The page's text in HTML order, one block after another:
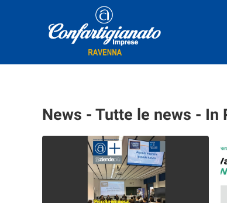
News - Tutte le news - In